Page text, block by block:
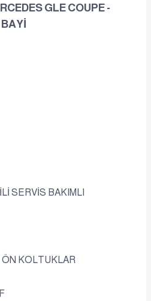
GLE COUPE -
SERVİS BAKIMLI
ÖN KOLTUKLAR